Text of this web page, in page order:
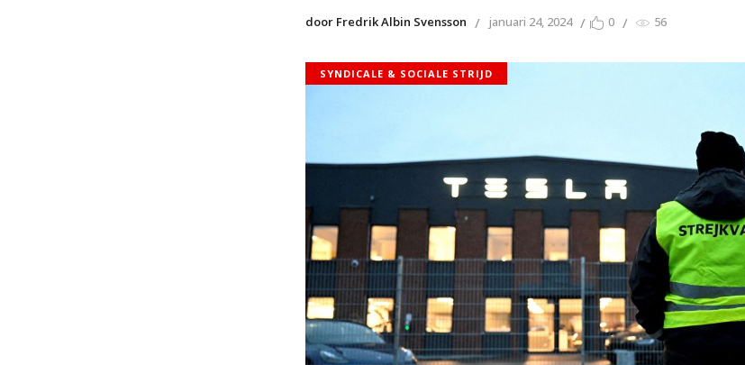
door Fredrik Albin Svensson januari 24, 2024 0 56
SYNDICALE & SOCIALE STRIJD